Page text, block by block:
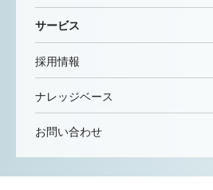
サービス
採用情報
ナレッジベース
お問い合わせ